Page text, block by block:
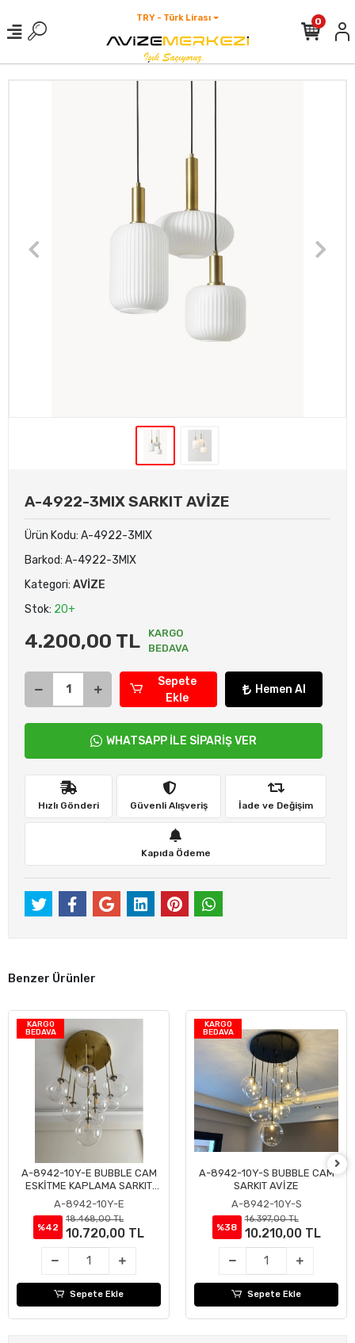
TRY - Türk Lirası 0
A-4922-3MIX SARKIT AVİZE
Ürün Kodu: A-4922-3MIX
Barkod: A-4922-3MIX
Kategori: AVİZE
Stok: 20+
4.200,00 TL
KARGO
BEDAVA
Sepete
Ekle
Hemen Al
WHATSAPP İLE SİPARİŞ VER
Hızlı Gönderi Güvenli Alışveriş İade ve Değişim
Kapıda Ödeme
Benzer Ürünler
KARGO
BEDAVA
Sepete Ekle
A-8942-10Y-E BUBBLE CAM
ESKİTME KAPLAMA SARKIT
AVİZE
A-8942-10Y-E
%42
18.468,00 TL
10.720,00 TL
Sepete Ekle
KARGO
BEDAVA
Sepete Ekle
A-8942-10Y-S BUBBLE CAM
SARKIT AVİZE
A-8942-10Y-S
%38
16.397,00 TL
10.210,00 TL
Sepete Ekle